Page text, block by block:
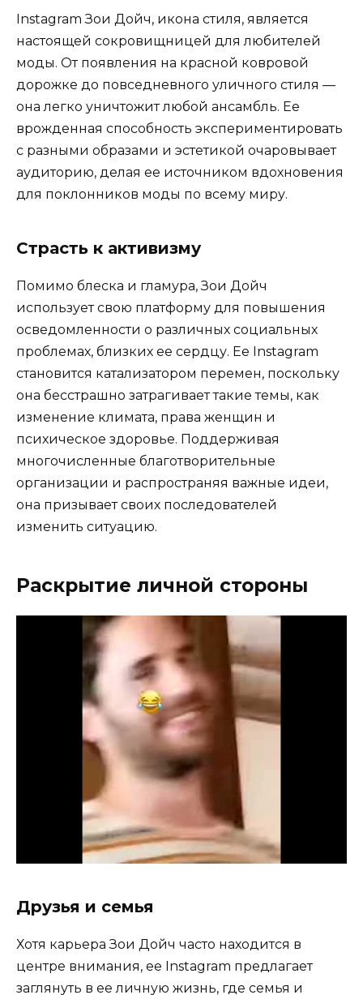
Instagram Зои Дойч, икона стиля, является
настоящей сокровищницей для любителей
моды. От появления на красной ковровой
дорожке до повседневного уличного стиля —
она легко уничтожит любой ансамбль. Ее
врожденная способность экспериментировать
с разными образами и эстетикой очаровывает
аудиторию, делая ее источником вдохновения
для поклонников моды по всему миру.
Страсть к активизму
Помимо блеска и гламура, Зои Дойч
использует свою платформу для повышения
осведомленности о различных социальных
проблемах, близких ее сердцу. Ее Instagram
становится катализатором перемен, поскольку
она бесстрашно затрагивает такие темы, как
изменение климата, права женщин и
психическое здоровье. Поддерживая
многочисленные благотворительные
организации и распространяя важные идеи,
она призывает своих последователей
изменить ситуацию.
Раскрытие личной стороны
Друзья и семья
Хотя карьера Зои Дойч часто находится в
центре внимания, ее Instagram предлагает
заглянуть в ее личную жизнь, где семья и